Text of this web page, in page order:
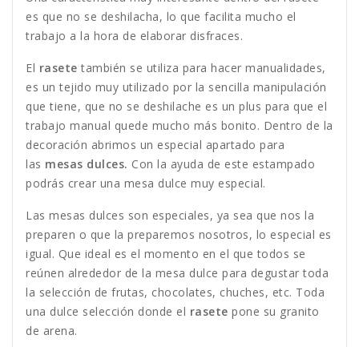
es que no se deshilacha, lo que facilita mucho el
trabajo a la hora de elaborar disfraces.
El rasete también se utiliza para hacer manualidades,
es un tejido muy utilizado por la sencilla manipulación
que tiene, que no se deshilache es un plus para que el
trabajo manual quede mucho más bonito. Dentro de la
decoración abrimos un especial apartado para
las mesas dulces. Con la ayuda de este estampado
podrás crear una mesa dulce muy especial.
Las mesas dulces son especiales, ya sea que nos la
preparen o que la preparemos nosotros, lo especial es
igual. Que ideal es el momento en el que todos se
reúnen alrededor de la mesa dulce para degustar toda
la selección de frutas, chocolates, chuches, etc. Toda
una dulce selección donde el rasete pone su granito
de arena.